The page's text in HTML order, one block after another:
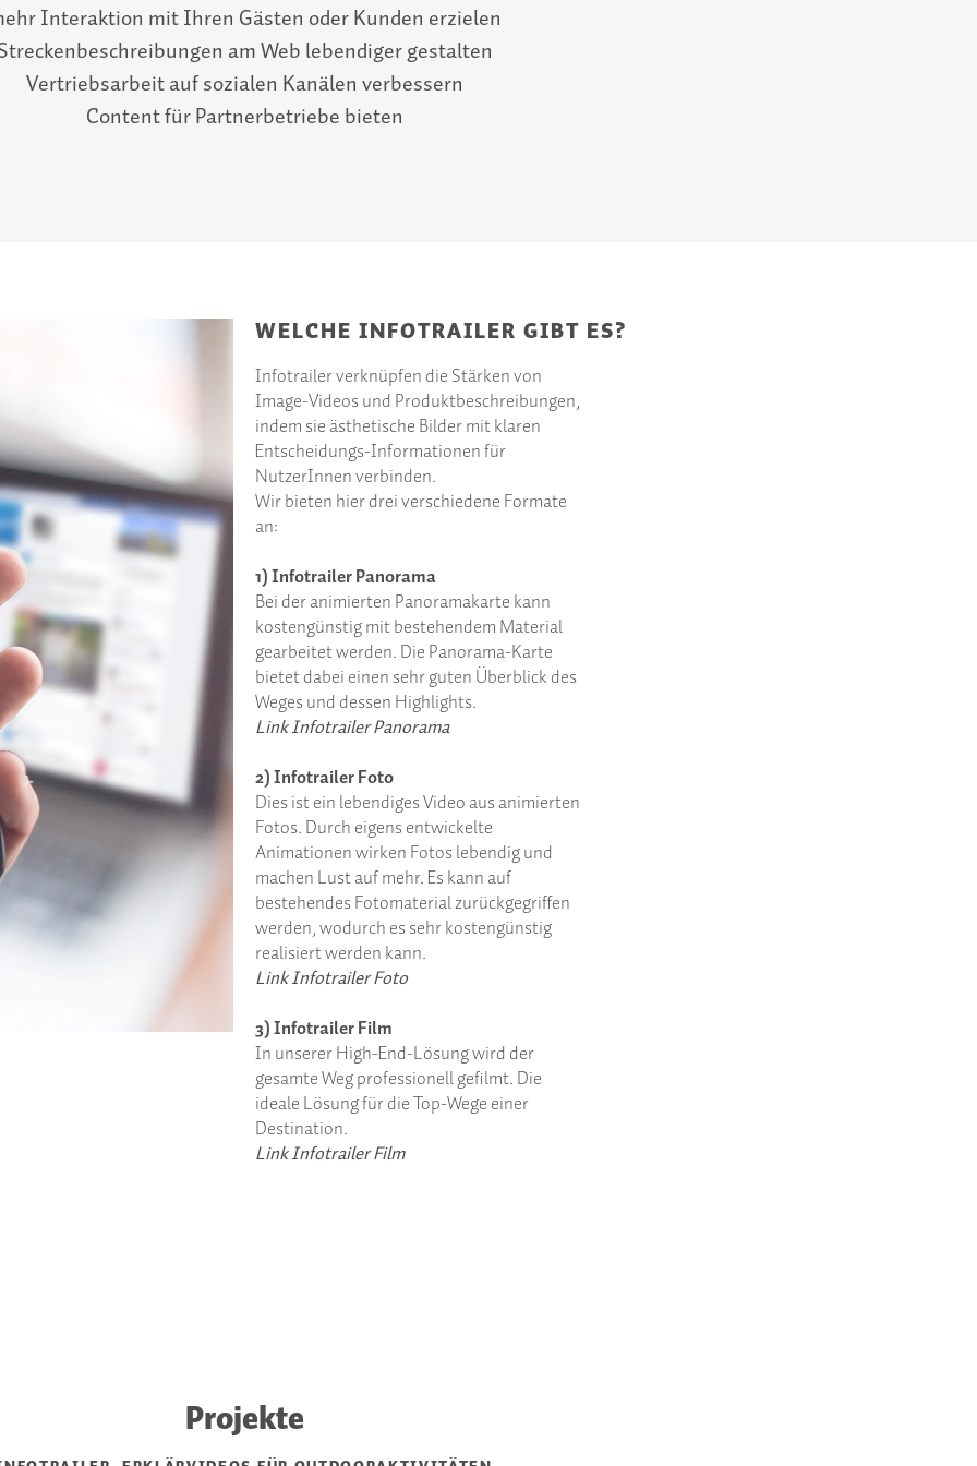
Interaktion mit Ihren Gästen oder Kunden erzielen
am Web lebendiger gestalten
Vertriebsarbeit auf sozialen Kanälen verbessern
Content für Partnerbetriebe bieten
WELCHE INFOTRAILER GIBT ES?
Infotrailer verknüpfen die Stärken von
Image-Videos und Produktbeschreibungen,
indem sie ästhetische Bilder mit klaren
Entscheidungs-Informationen für
NutzerInnen verbinden.
Wir bieten hier drei verschiedene Formate
an:
1) Infotrailer Panorama
Bei der animierten Panoramakarte kann
kostengünstig mit bestehendem Material
gearbeitet werden. Die Panorama-Karte
bietet dabei einen sehr guten Überblick des
Weges und dessen Highlights.
Link Infotrailer Panorama
2) Infotrailer Foto
Dies ist ein lebendiges Video aus animierten
Fotos. Durch eigens entwickelte
Animationen wirken Fotos lebendig und
machen Lust auf mehr. Es kann auf
bestehendes Fotomaterial zurückgegriffen
werden, wodurch es sehr kostengünstig
realisiert werden kann.
Link Infotrailer Foto
3) Infotrailer Film
In unserer High-End-Lösung wird der
gesamte Weg professionell gefilmt. Die
ideale Lösung für die Top-Wege einer
Destination.
Link Infotrailer Film
Projekte